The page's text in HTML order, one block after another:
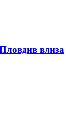
влиза